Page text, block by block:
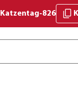
Katzentag-826